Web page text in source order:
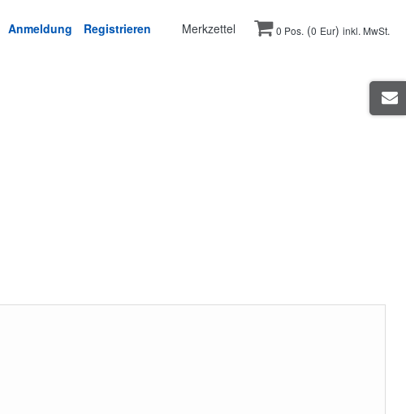
Anmeldung Registrieren Merkzettel 0 Pos. (0 Eur) inkl. MwSt.